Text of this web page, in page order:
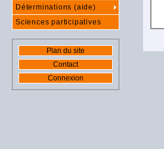
Déterminations (aide)
Sciences participatives
Plan du site
Contact
Connexion